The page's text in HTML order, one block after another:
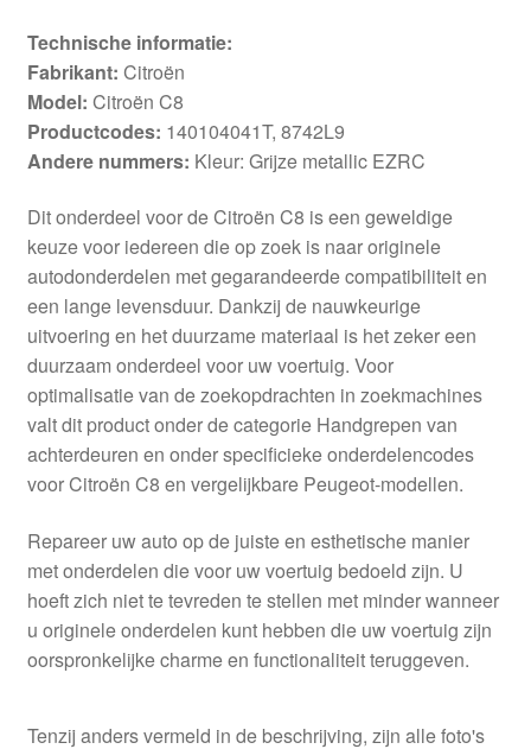
Technische informatie:
Fabrikant: Citroën
Model: Citroën C8
Productcodes: 140104041T, 8742L9
Andere nummers: Kleur: Grijze metallic EZRC
Dit onderdeel voor de Citroën C8 is een geweldige
keuze voor iedereen die op zoek is naar originele
autodonderdelen met gegarandeerde compatibiliteit en
een lange levensduur. Dankzij de nauwkeurige
uitvoering en het duurzame materiaal is het zeker een
duurzaam onderdeel voor uw voertuig. Voor
optimalisatie van de zoekopdrachten in zoekmachines
valt dit product onder de categorie Handgrepen van
achterdeuren en onder specificieke onderdelencodes
voor Citroën C8 en vergelijkbare Peugeot-modellen.
Repareer uw auto op de juiste en esthetische manier
met onderdelen die voor uw voertuig bedoeld zijn. U
hoeft zich niet te tevreden te stellen met minder wanneer
u originele onderdelen kunt hebben die uw voertuig zijn
oorspronkelijke charme en functionaliteit teruggeven.
Tenzij anders vermeld in de beschrijving, zijn alle foto's